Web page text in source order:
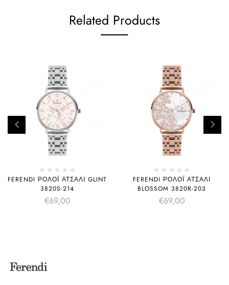
Related Products
FERENDI ΡΟΛΌΙ ΑΤΣΆΛΙ GLINT
3820S-214
€69,00
FERENDI ΡΟΛΌΙ ΑΤΣΆΛΙ
BLOSSOM 3820R-203
€69,00